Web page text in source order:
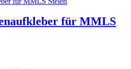
für MMLS